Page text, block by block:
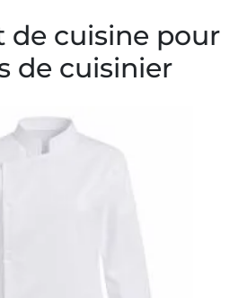
de cuisine pour
de cuisinier